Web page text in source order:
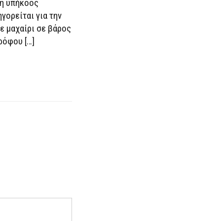
υπήκοος
για την
μαχαίρι σε βάρος
[…]